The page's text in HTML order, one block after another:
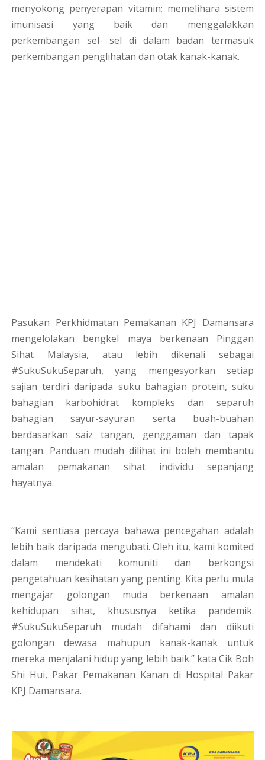
menyokong penyerapan vitamin; memelihara sistem
imunisasi yang baik dan menggalakkan
perkembangan sel- sel di dalam badan termasuk
perkembangan penglihatan dan otak kanak-kanak.
Pasukan Perkhidmatan Pemakanan KPJ Damansara
mengelolakan bengkel maya berkenaan Pinggan
Sihat Malaysia, atau lebih dikenali sebagai
#SukuSukuSeparuh, yang mengesyorkan setiap
sajian terdiri daripada suku bahagian protein, suku
bahagian karbohidrat kompleks dan separuh
bahagian sayur-sayuran serta buah-buahan
berdasarkan saiz tangan, genggaman dan tapak
tangan. Panduan mudah dilihat ini boleh membantu
amalan pemakanan sihat individu sepanjang
hayatnya.
“Kami sentiasa percaya bahawa pencegahan adalah
lebih baik daripada mengubati. Oleh itu, kami komited
dalam mendekati komuniti dan berkongsi
pengetahuan kesihatan yang penting. Kita perlu mula
mengajar golongan muda berkenaan amalan
kehidupan sihat, khususnya ketika pandemik.
#SukuSukuSeparuh mudah difahami dan diikuti
golongan dewasa mahupun kanak-kanak untuk
mereka menjalani hidup yang lebih baik.” kata Cik Boh
Shi Hui, Pakar Pemakanan Kanan di Hospital Pakar
KPJ Damansara.